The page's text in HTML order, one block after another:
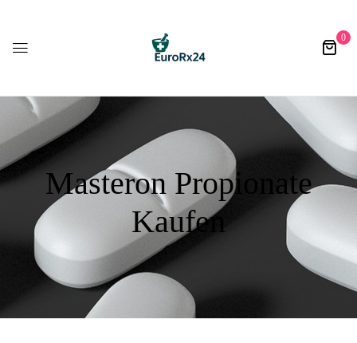
0
Masteron Propionate
Kaufen